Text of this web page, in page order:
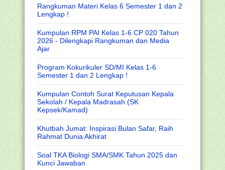
Rangkuman Materi Kelas 6 Semester 1 dan 2
Lengkap !
Kumpulan RPM PAI Kelas 1-6 CP 020 Tahun
2026 - Dilengkapi Rangkuman dan Media
Ajar
Program Kokurikuler SD/MI Kelas 1-6
Semester 1 dan 2 Lengkap !
Kumpulan Contoh Surat Keputusan Kepala
Sekolah / Kepala Madrasah (SK
Kepsek/Kamad)
Khutbah Jumat: Inspirasi Bulan Safar, Raih
Rahmat Dunia Akhirat
Soal TKA Biologi SMA/SMK Tahun 2025 dan
Kunci Jawaban